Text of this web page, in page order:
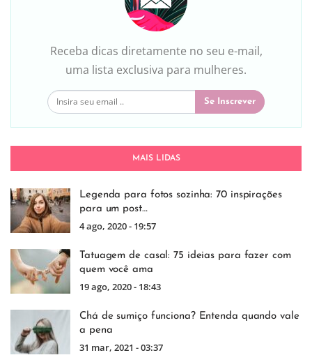
Receba dicas diretamente no seu e-mail,
uma lista exclusiva para mulheres.
Se Inscrever
MAIS LIDAS
Legenda para fotos sozinha: 70 inspirações
para um post…
4 ago, 2020 - 19:57
Tatuagem de casal: 75 ideias para fazer com
quem você ama
19 ago, 2020 - 18:43
Chá de sumiço funciona? Entenda quando vale
a pena
31 mar, 2021 - 03:37